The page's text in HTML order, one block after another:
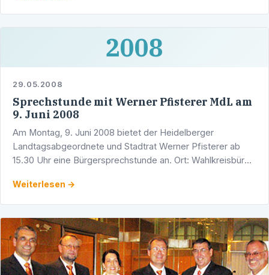
2008
29.05.2008
Sprechstunde mit Werner Pfisterer MdL am
9. Juni 2008
Am Montag, 9. Juni 2008 bietet der Heidelberger
Landtagsabgeordnete und Stadtrat Werner Pfisterer ab
15.30 Uhr eine Bürgersprechstunde an. Ort: Wahlkreisbüro,
Weiterlesen →